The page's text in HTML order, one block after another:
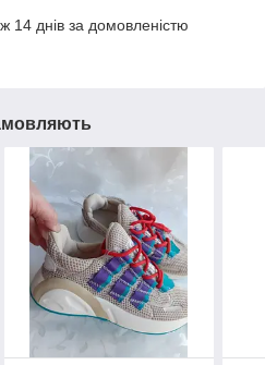
14 днів за домовленістю